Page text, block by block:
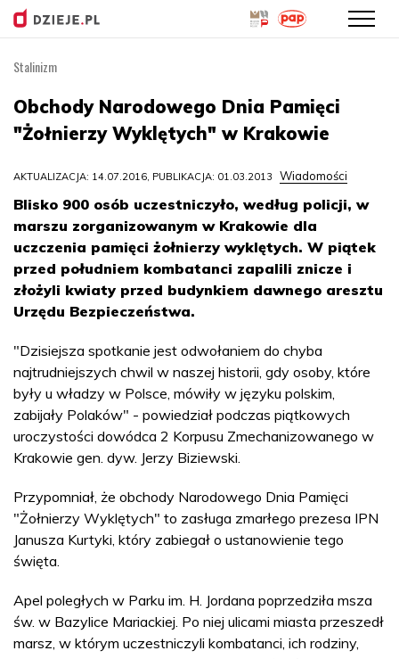
treści
Stalinizm
Obchody Narodowego Dnia Pamięci
"Żołnierzy Wyklętych" w Krakowie
AKTUALIZACJA: 14.07.2016, PUBLIKACJA: 01.03.2013 Wiadomości
Blisko 900 osób uczestniczyło, według policji, w
marszu zorganizowanym w Krakowie dla
uczczenia pamięci żołnierzy wyklętych. W piątek
przed południem kombatanci zapalili znicze i
złożyli kwiaty przed budynkiem dawnego aresztu
Urzędu Bezpieczeństwa.
"Dzisiejsza spotkanie jest odwołaniem do chyba
najtrudniejszych chwil w naszej historii, gdy osoby, które
były u władzy w Polsce, mówiły w języku polskim,
zabijały Polaków" - powiedział podczas piątkowych
uroczystości dowódca 2 Korpusu Zmechanizowanego w
Krakowie gen. dyw. Jerzy Biziewski.
Przypomniał, że obchody Narodowego Dnia Pamięci
"Żołnierzy Wyklętych" to zasługa zmarłego prezesa IPN
Janusza Kurtyki, który zabiegał o ustanowienie tego
święta.
Apel poległych w Parku im. H. Jordana poprzedziła msza
św. w Bazylice Mariackiej. Po niej ulicami miasta przeszedł
marsz, w którym uczestniczyli kombatanci, ich rodziny,